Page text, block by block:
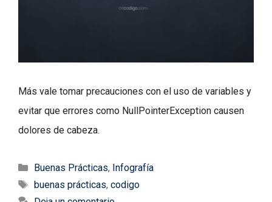
Más vale tomar precauciones con el uso de variables y
evitar que errores como NullPointerException causen
dolores de cabeza.
Categorías
Buenas Prácticas, Infografía
Etiquetas
buenas prácticas, codigo